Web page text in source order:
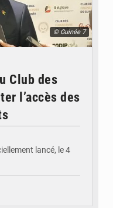
© Guinée 7
Club des
l’accès des
lancé, le 4